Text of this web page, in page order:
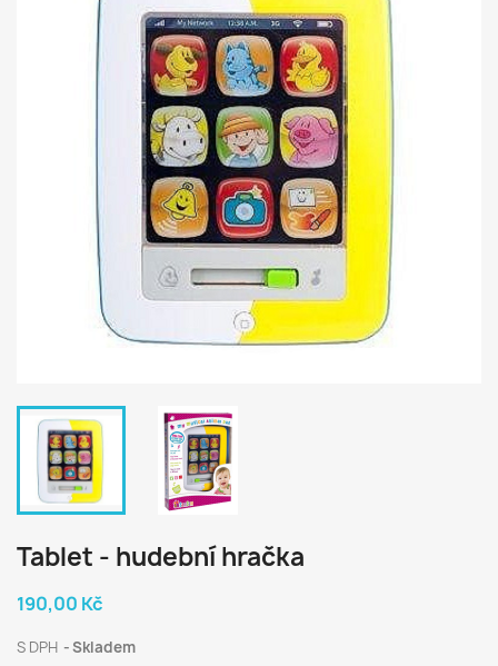
Tablet - hudební hračka
190,00 Kč
S DPH Skladem